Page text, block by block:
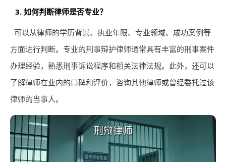
3. 如何判断律师是否专业？
可以从律师的学历背景、执业年限、专业领域、成功案例等
方面进行判断。专业的刑事辩护律师通常具有丰富的刑事案件
办理经验，熟悉刑事诉讼程序和相关法律法规。此外，还可以
了解律师在业内的口碑和评价，咨询其他律师或曾经委托过该
律师的当事人。